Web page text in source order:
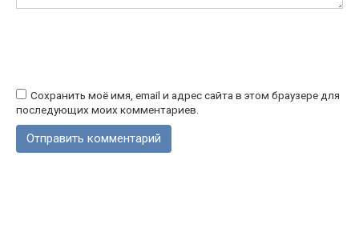
Сохранить моё имя, email и адрес сайта в этом браузере для
последующих моих комментариев.